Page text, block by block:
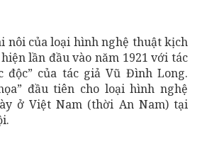
nôi của loại hình nghệ thuật kịch
lần đầu vào năm 1921 với tác
độc” của tác giả Vũ Đình Long.
đầu tiên cho loại hình nghệ
ở Việt Nam (thời An Nam) tại